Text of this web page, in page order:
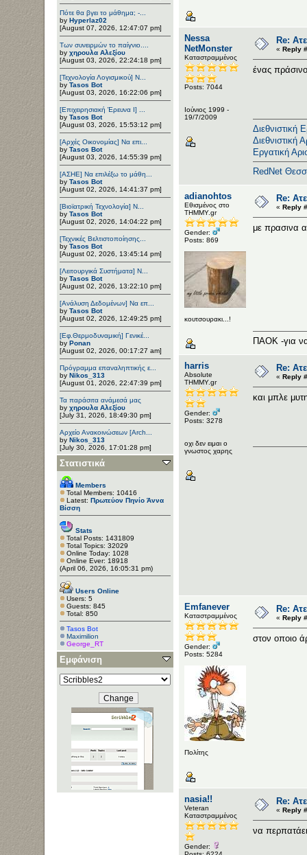
Πότε θα βγει το μάθημα; -...
by Hyperlaz02
[August 07, 2026, 12:47:07 pm]
Των συνειρμών το παίγνιο....
by χηρουλα Αλεξίου
[August 03, 2026, 22:24:18 pm]
[Τεχνολογία Λογισμικού] Ν...
by Tasos Bot
[August 03, 2026, 16:22:06 pm]
[Επιχειρησιακή Έρευνα Ι] ...
by Tasos Bot
[August 03, 2026, 15:53:12 pm]
[Αρχές Οικονομίας] Να επι...
by Tasos Bot
[August 03, 2026, 14:55:39 pm]
[ΑΣΗΕ] Να επιλέξω το μάθη...
by Tasos Bot
[August 02, 2026, 14:41:37 pm]
[Βιοϊατρική Τεχνολογία] Ν...
by Tasos Bot
[August 02, 2026, 14:04:22 pm]
[Τεχνικές Βελτιστοποίησης...
by Tasos Bot
[August 02, 2026, 13:45:14 pm]
[Λειτουργικά Συστήματα] Ν...
by Tasos Bot
[August 02, 2026, 13:22:10 pm]
[Ανάλυση Δεδομένων] Να επ...
by Tasos Bot
[August 02, 2026, 12:49:25 pm]
[Εφ.Θερμοδυναμική] Γενικέ...
by Ponan
[August 02, 2026, 00:17:27 am]
Πρόγραμμα επαναληπτικής ε...
by Nikos_313
[August 01, 2026, 22:47:39 pm]
Τα παράσιτα ανάμεσά μας
by χηρουλα Αλεξίου
[July 31, 2026, 18:49:30 pm]
Αρχείο Ανακοινώσεων [Arch...
by Nikos_313
[July 30, 2026, 17:01:28 pm]
Στατιστικά
Members
Total Members: 10416
Latest: Πρωτεύον Πηνίο Άννα
Βίσση
Stats
Total Posts: 1431809
Total Topics: 32029
Online Today: 1028
Online Ever: 18918
(April 06, 2026, 16:05:31 pm)
Users Online
Users: 5
Guests: 845
Total: 850
Tasos Bot
Maximilion
George_RT
Εμφάνιση
Nessa
NetMonster
Καταστραμμένος
Posts: 7044
Ιούνιος 1999 -
19/7/2009
Re:
« Reply
ένας
Διεθνιστική
Διεθνιστική
Εργατική
RedNet
adianohtos
Εθισμένος στο
ΤΗΜΜΥ.gr
Gender:
Posts: 869
κουτσουρακι...!
Re:
« Reply
με πρασινα
ΠΑΟΚ -για
harris
Αbsolute
ΤΗΜΜΥ.gr
Gender:
Posts: 3278
οχι δεν ειμαι ο
γνωστος χαρης
Re:
« Reply
και μπλε
Emfanever
Καταστραμμένος
Gender:
Posts: 5284
Πολίτης
Re:
« Reply
στον οποιο
nasia!!
Veteran
Καταστραμμένος
Gender:
Re:
« Reply
να